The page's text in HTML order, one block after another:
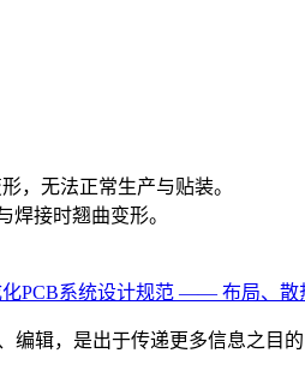
，无法正常生产与贴装。
焊接时翘曲变形。
PCB系统设计规范 —— 布局、散
辑，是出于传递更多信息之目